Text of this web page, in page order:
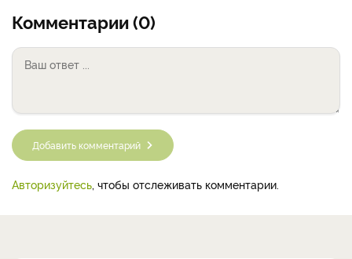
Комментарии (0)
Добавить комментарий
Авторизуйтесь, чтобы отслеживать комментарии.